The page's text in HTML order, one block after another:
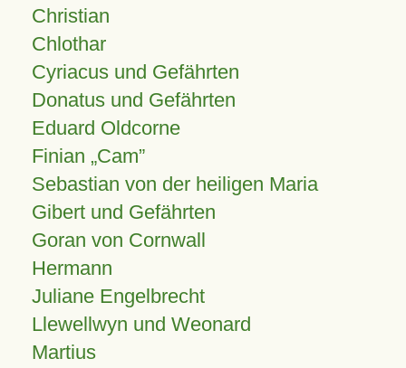
Christian
Chlothar
Cyriacus und Gefährten
Donatus und Gefährten
Eduard Oldcorne
Finian Cam
Sebastian von der heiligen Maria
Gibert und Gefährten
Goran von Cornwall
Hermann
Juliane Engelbrecht
Llewellwyn und Weonard
Martius